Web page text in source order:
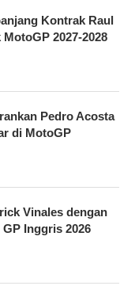
Kontrak Raul
2027-2028
Pedro Acosta
di MotoGP
Vinales dengan
Inggris 2026